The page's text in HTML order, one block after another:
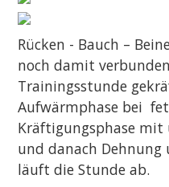
Rücken - Bauch –
noch damit
Trainingsstunde
Aufwärmphase bei
Kräftigungsphase mit
und danach Dehnung
läuft die Stunde ab.